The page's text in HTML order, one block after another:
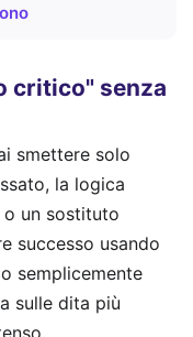
critico" senza
smettere solo
la logica
o un sostituto
successo usando
semplicemente
sulle dita più